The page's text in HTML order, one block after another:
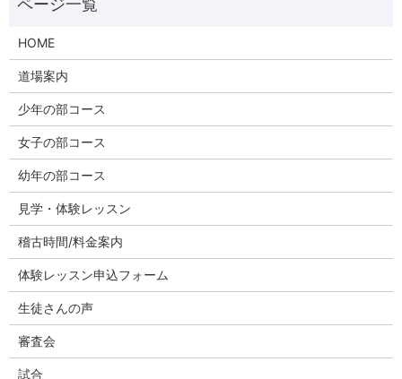
HOME
道場案内
少年の部コース
女子の部コース
幼年の部コース
見学・体験レッスン
稽古時間/料金案内
体験レッスン申込フォーム
生徒さんの声
審査会
試合